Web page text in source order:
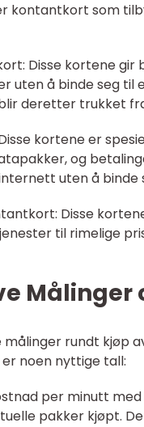
kontantkort som
Disse kortene
uten å binde seg til
deretter trukket
kortene er
og
uten å binde
Disse
til rimelige
Målinger
rundt kjøp
noen nyttige tall:
per minutt
pakker kjøpt.